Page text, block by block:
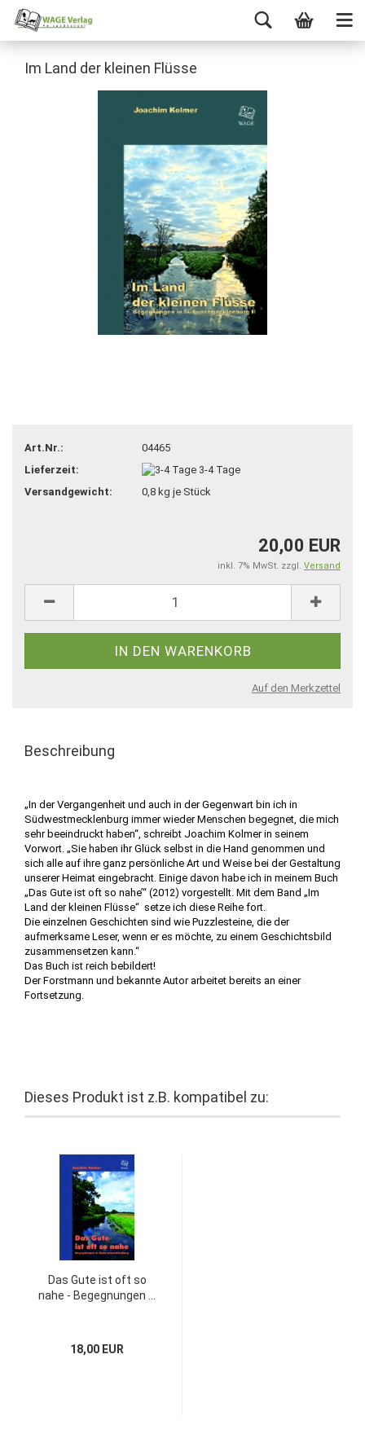
Im Land der kleinen Flüsse
Art.Nr.:
04465
Lieferzeit:
3-4 Tage
Versandgewicht:
0,8 kg je Stück
20,00 EUR
inkl. 7% MwSt. zzgl. Versand
Auf den Merkzettel
Beschreibung
„In der Vergangenheit und auch in der Gegenwart bin ich in
Südwestmecklenburg immer wieder Menschen begegnet, die mich
sehr beeindruckt haben“, schreibt Joachim Kolmer in seinem
Vorwort. „Sie haben ihr Glück selbst in die Hand genommen und
sich alle auf ihre ganz persönliche Art und Weise bei der Gestaltung
unserer Heimat eingebracht. Einige davon habe ich in meinem Buch
„Das Gute ist oft so nahe’“ (2012) vorgestellt. Mit dem Band „Im
Land der kleinen Flüsse“ setze ich diese Reihe fort.
Die einzelnen Geschichten sind wie Puzzlesteine, die der
aufmerksame Leser, wenn er es möchte, zu einem Geschichtsbild
zusammensetzen kann.“
Das Buch ist reich bebildert!
Der Forstmann und bekannte Autor arbeitet bereits an einer
Fortsetzung.
Dieses Produkt ist z.B. kompatibel zu:
Das Gute ist oft so
nahe - Begegnungen ...
18,00 EUR